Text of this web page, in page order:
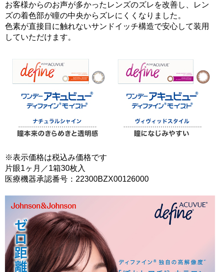
お客様からのお声が多かったレンズのズレを改善し、レン
ズの着色部が瞳の中央からズレにくくなりました。
色素が直接目に触れないサンドイッチ構造で安心して装用
していただけます。
※表示価格は税込み価格です
片眼1ヶ月／1箱30枚入
医療機器承認番号：22300BZX00126000